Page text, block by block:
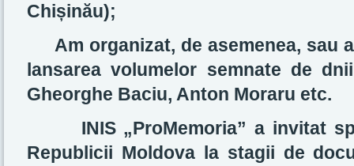
Chișinău);
Am organizat, de asemenea, sau
lansarea volumelor semnate de
Gheorghe Baciu, Anton Moraru etc.
INIS „ProMemoria” a invitat
Republicii Moldova la stagii de